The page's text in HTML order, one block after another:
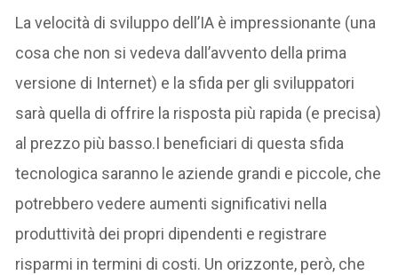
La velocità di sviluppo dell’IA è impressionante (una
cosa che non si vedeva dall’avvento della prima
versione di Internet) e la sfida per gli sviluppatori
sarà quella di offrire la risposta più rapida (e precisa)
al prezzo più basso.I beneficiari di questa sfida
tecnologica saranno le aziende grandi e piccole, che
potrebbero vedere aumenti significativi nella
produttività dei propri dipendenti e registrare
risparmi in termini di costi. Un orizzonte, però, che